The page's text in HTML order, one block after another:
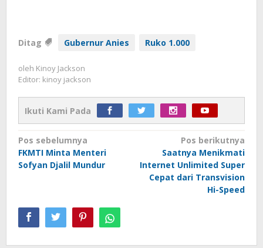
Ditag Gubernur Anies Ruko 1.000
oleh Kinoy Jackson
Editor: kinoy jackson
Ikuti Kami Pada
Navigasi
pos
Pos sebelumnya
FKMTI Minta Menteri
Sofyan Djalil Mundur
Pos berikutnya
Saatnya Menikmati
Internet Unlimited Super
Cepat dari Transvision
Hi-Speed